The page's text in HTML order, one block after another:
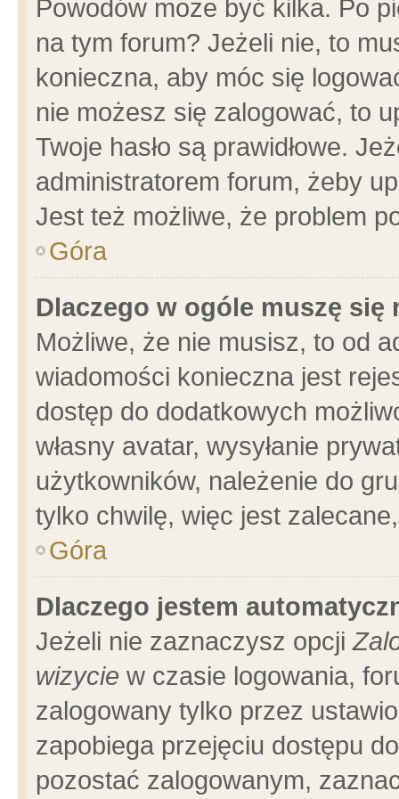
Powodów może być kilka. Po
na tym forum? Jeżeli nie, to
konieczna, aby móc się
nie możesz się zalogować, to
Twoje hasło są prawidłowe.
administratorem forum, żeby
Jest też możliwe, że problem
Góra
Dlaczego w ogóle muszę się
Możliwe, że nie musisz, to od
wiadomości konieczna jest
dostęp do dodatkowych
własny avatar, wysyłanie
użytkowników, należenie do
tylko chwilę, więc jest
Góra
Dlaczego jestem
Jeżeli nie zaznaczysz opcji
wizycie w czasie logowania,
zalogowany tylko przez
zapobiega przejęciu dostępu
pozostać zalogowanym,